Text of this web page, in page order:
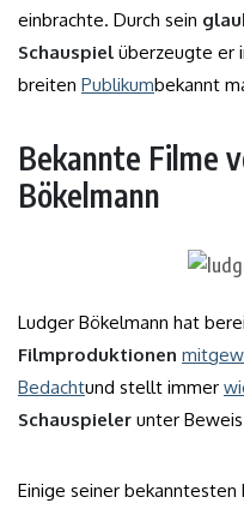
einbrachte. Durch sein
Schauspiel überzeugte er
breiten Publikumbekannt
Bekannte Filme
Bökelmann
Ludger Bökelmann hat
Filmproduktionen
Bedachtund stellt immer
Schauspieler unter
Einige seiner bekanntesten